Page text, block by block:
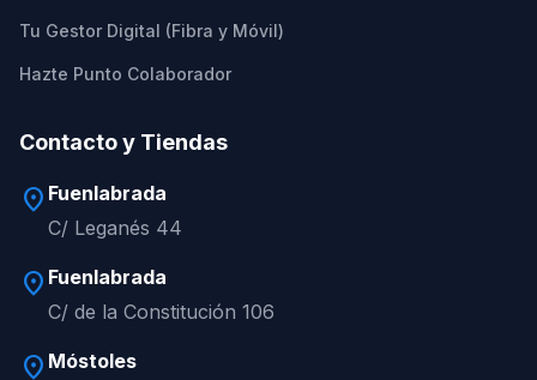
Tu Gestor Digital (Fibra y Móvil)
Hazte Punto Colaborador
Contacto y Tiendas
location_on Fuenlabrada
C/ Leganés 44
location_on Fuenlabrada
C/ de la Constitución 106
location_on Móstoles